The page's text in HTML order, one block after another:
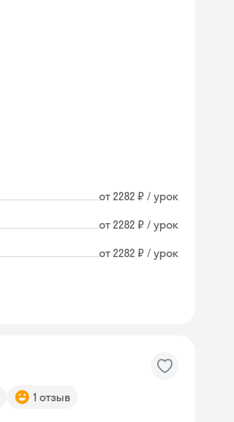
от 2282 ₽ / урок
от 2282 ₽ / урок
от 2282 ₽ / урок
1 отзыв